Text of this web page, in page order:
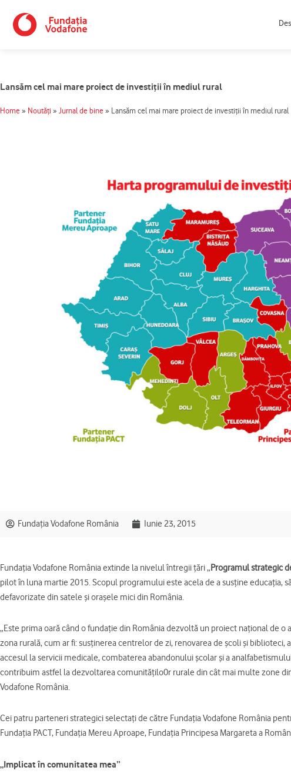
content
Lansăm cel mai mare proiect de investiţii în mediul rural
Home » Noutăți » Jurnal de bine » Lansăm cel mai mare proiect de investiţii în mediul rural
Fundația Vodafone România Iunie 23, 2015
Fundaţia Vodafone România extinde la nivelul întregii ţări „Programul strategic
pilot în luna martie 2015. Scopul programului este acela de a susţine educaţia,
defavorizate din satele şi oraşele mici din România.
„Este prima oară când o fundaţie din România dezvoltă un proiect naţional de
zona rurală, cum ar fi: susţinerea centrelor de zi, renovarea de şcoli şi
accesul la servicii medicale, combaterea abandonului şcolar şi a
contribuim astfel la dezvoltarea comunităţilo0r rurale din cât mai multe zone
Vodafone România.
Cei patru parteneri strategici selectaţi de către Fundaţia Vodafone România
Fundaţia PACT, Fundaţia Mereu Aproape, Fundaţia Principesa Margareta a
„Implicat în comunitatea mea”